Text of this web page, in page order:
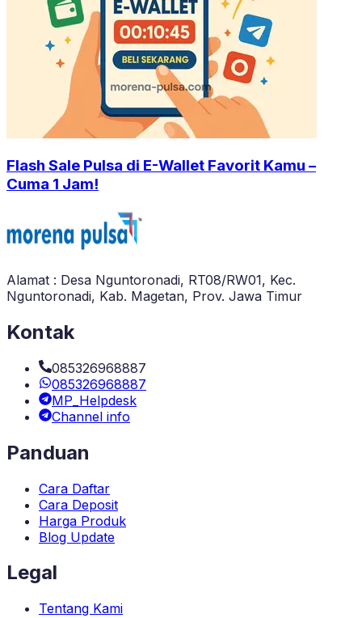
Flash Sale Pulsa di E-Wallet Favorit Kamu –
Cuma 1 Jam!
Alamat : Desa Nguntoronadi, RT08/RW01, Kec.
Nguntoronadi, Kab. Magetan, Prov. Jawa Timur
Kontak
085326968887
085326968887
MP_Helpdesk
Channel info
Panduan
Cara Daftar
Cara Deposit
Harga Produk
Blog Update
Legal
Tentang Kami